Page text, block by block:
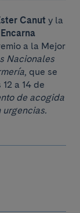
Canut y la
Encarna
a la Mejor
Nacionales
, que se
a 14 de
de acogida
urgencias.